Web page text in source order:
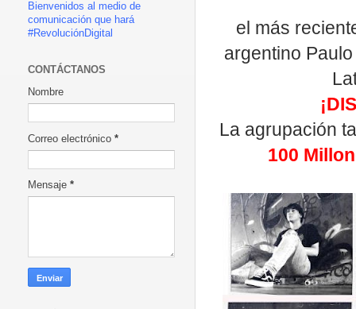
el más
argentino
La agrupación
100
Bienvenidos al medio de
comunicación que hará
#RevoluciónDigital
CONTÁCTANOS
Nombre
Correo electrónico *
Mensaje *